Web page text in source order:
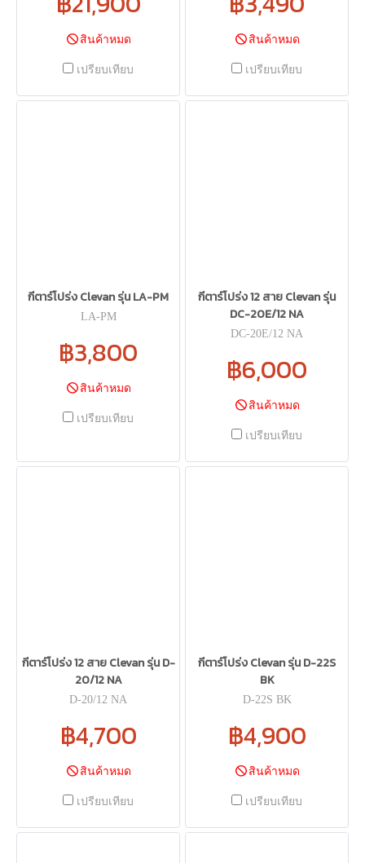
สินค้าหมด
เปรียบเทียบ
สินค้าหมด
เปรียบเทียบ
กีตาร์โปร่ง Clevan รุ่น LA-PM
LA-PM
฿3,800
สินค้าหมด
เปรียบเทียบ
กีตาร์โปร่ง 12 สาย Clevan รุ่น
DC-20E/12 NA
DC-20E/12 NA
฿6,000
สินค้าหมด
เปรียบเทียบ
กีตาร์โปร่ง 12 สาย Clevan รุ่น D-
20/12 NA
D-20/12 NA
฿4,700
สินค้าหมด
เปรียบเทียบ
กีตาร์โปร่ง Clevan รุ่น D-22S
BK
D-22S BK
฿4,900
สินค้าหมด
เปรียบเทียบ